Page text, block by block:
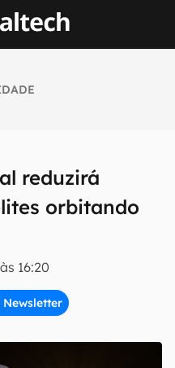
reduzirá
orbitando
16:20
Newsletter
em primeira
se
do Canaltech.